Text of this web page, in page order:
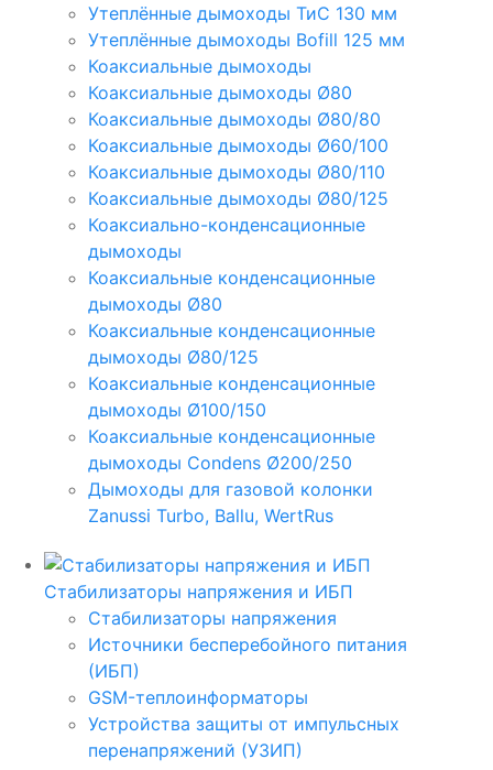
Утеплённые дымоходы ТиС 130 мм
Утеплённые дымоходы Bofill 125 мм
Коаксиальные дымоходы
Коаксиальные дымоходы Ø80
Коаксиальные дымоходы Ø80/80
Коаксиальные дымоходы Ø60/100
Коаксиальные дымоходы Ø80/110
Коаксиальные дымоходы Ø80/125
Коаксиально-конденсационные
дымоходы
Коаксиальные конденсационные
дымоходы Ø80
Коаксиальные конденсационные
дымоходы Ø80/125
Коаксиальные конденсационные
дымоходы Ø100/150
Коаксиальные конденсационные
дымоходы Condens Ø200/250
Дымоходы для газовой колонки
Zanussi Turbo, Ballu, WertRus
Стабилизаторы напряжения и ИБП
Стабилизаторы напряжения
Источники бесперебойного питания
(ИБП)
GSM-теплоинформаторы
Устройства защиты от импульсных
перенапряжений (УЗИП)